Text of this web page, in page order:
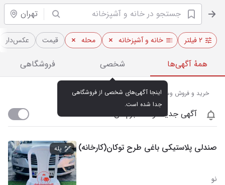
تهران
۲ فیلتر خانه و آشپزخانه محله قیمت عکس‌دار
همهٔ آگهی‌ها شخصی فروشگاهی
جدا شده است.
خرید و فروش وسایل آشپزخانه در میدان ولیعصر تهران
آگهی جدید اومد خبرم کن
صندلی پلاستیکی باغی طرح توکان(کارخانه)
نو
پله